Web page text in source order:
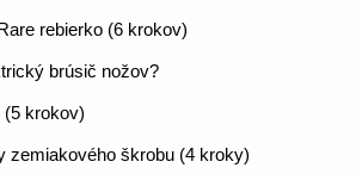
rebierko (6 krokov)
brúsič nožov?
krokov)
zemiakového škrobu (4 kroky)